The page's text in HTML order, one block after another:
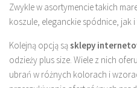
Zwykle w asortymencie takich
koszule, eleganckie spódnice, jak
Kolejną opcją sąsklepy
odzieży plus size. Wiele z nich
ubrań w różnych kolorach i